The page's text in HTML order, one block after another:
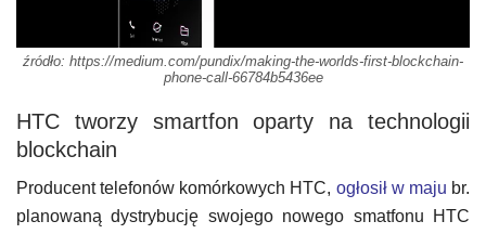
źródło: https://medium.com/pundix/making-the-worlds-first-blockchain-
phone-call-66784b5436ee
HTC tworzy smartfon oparty na technologii
blockchain
Producent telefonów komórkowych HTC, ogłosił w maju br.
planowaną dystrybucję swojego nowego smatfonu HTC